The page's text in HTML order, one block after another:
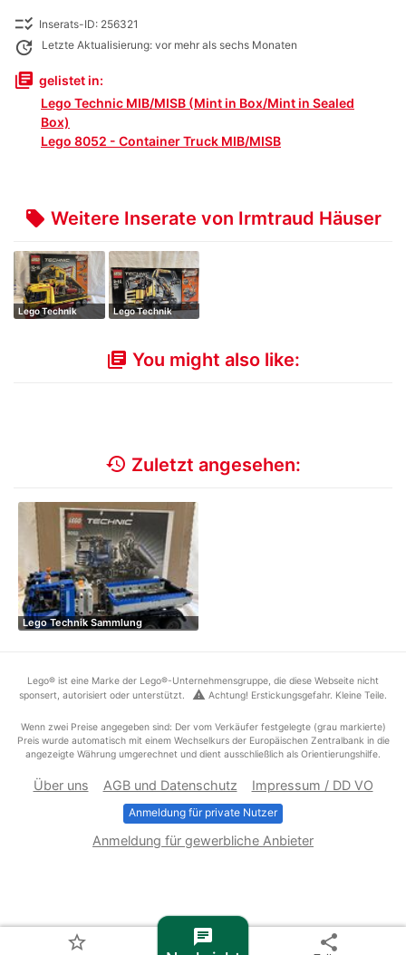
checklist_rtl Inserats-ID: 256321
update Letzte Aktualisierung: vor mehr als sechs Monaten
library_books gelistet in:
Lego Technic MIB/MISB (Mint in Box/Mint in Sealed
Box)
Lego 8052 - Container Truck MIB/MISB
local_offer Weitere Inserate von Irmtraud Häuser
Lego Technik
Lego Technik
library_books You might also like:
star_border chat share
history Zuletzt angesehen:
Lego Technik Sammlung
Lego® ist eine Marke der Lego®-Unternehmensgruppe, die diese Webseite nicht
sponsert, autorisiert oder unterstützt.
warning Achtung! Erstickungsgefahr. Kleine Teile.
Wenn zwei Preise angegeben sind: Der vom Verkäufer festgelegte (grau markierte)
Preis wurde automatisch mit einem Wechselkurs der Europäischen Zentralbank in die
angezeigte Währung umgerechnet und dient ausschließlich als Orientierungshilfe.
Über uns AGB und Datenschutz Impressum / DD VO
Anmeldung für private Nutzer
Anmeldung für gewerbliche Anbieter